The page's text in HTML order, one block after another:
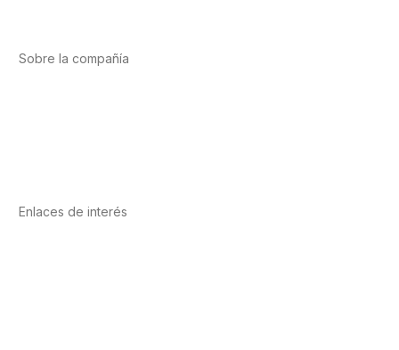
Sobre la compañía
Enlaces de interés